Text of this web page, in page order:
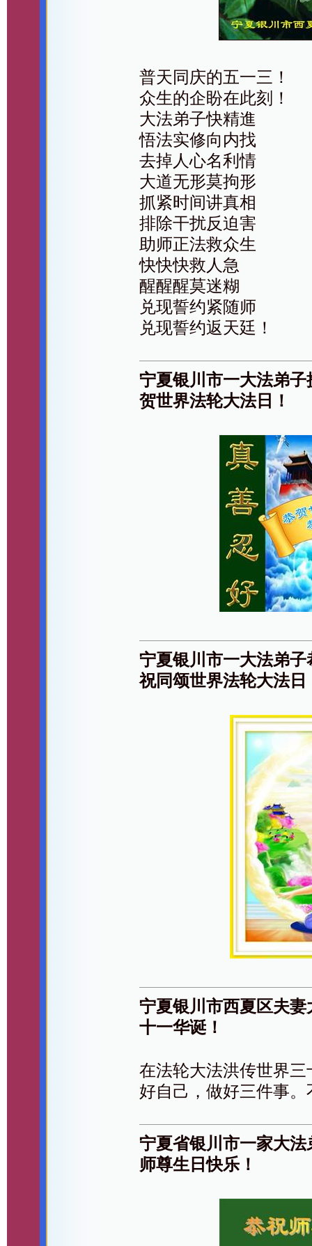
普天同庆的五一三！
众生的企盼在此刻！
大法弟子快精進
悟法实修向内找
去掉人心名利情
大道无形莫拘形
抓紧时间讲真相
排除干扰反迫害
助师正法救众生
快快快救人急
醒醒醒莫迷糊
兑现誓约紧随师
兑现誓约返天廷！
宁夏银川市一大法弟
贺世界法轮大法日！
宁夏银川市一大法弟
祝同颂世界法轮大法日
宁夏银川市西夏区夫
十一华诞！
在法轮大法洪传世界
好自己，做好三件事
宁夏省银川市一家大
师尊生日快乐！